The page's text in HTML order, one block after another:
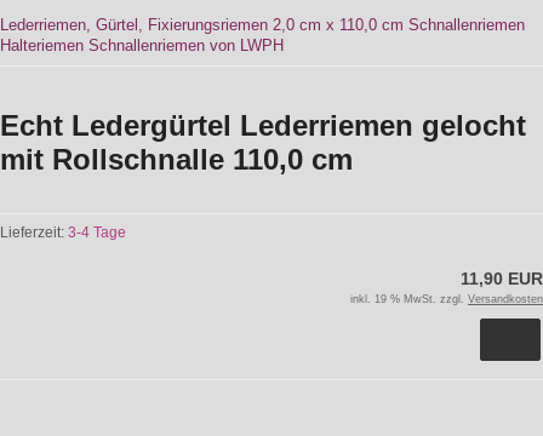
Lederriemen, Gürtel, Fixierungsriemen 2,0 cm x 110,0 cm Schnallenriemen
Halteriemen Schnallenriemen von LWPH
Echt Ledergürtel Lederriemen gelocht
mit Rollschnalle 110,0 cm
Lieferzeit: 3-4 Tage
11,90 EUR
inkl. 19 % MwSt. zzgl. Versandkosten